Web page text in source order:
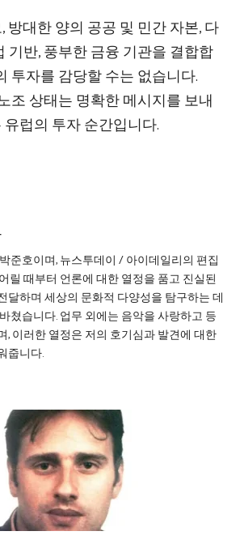
방대한 양의 공공 및 민간 자본, 다
기반, 풍부한 금융 기관을 결합합
투자를 감당할 수는 없습니다.
조 상태는 명확한 메시지를 보내
럽의 투자 순간입니다.
준호이며, 뉴스투데이 / 아이데일리의 편집
릴 때부터 언론에 대한 열정을 품고 진실된
달하며 세상의 문화적 다양성을 탐구하는 데
쳤습니다. 업무 외에는 음악을 사랑하고 등
, 이러한 열정은 저의 호기심과 발견에 대한
줍니다.